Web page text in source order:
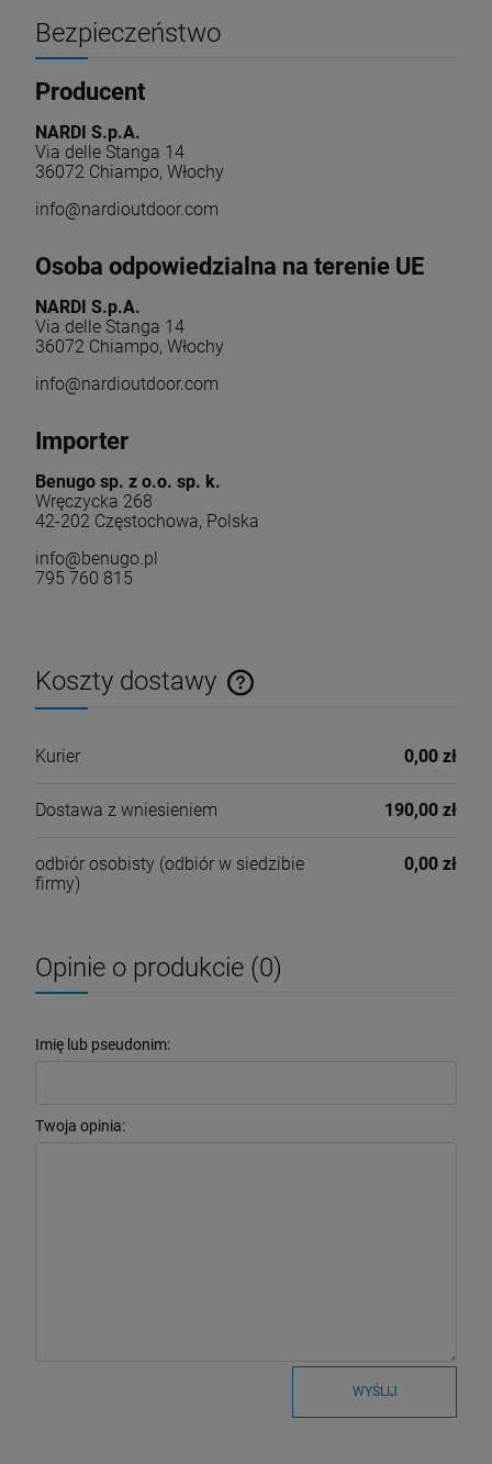
Bezpieczeństwo
Producent
NARDI S.p.A.
Via delle Stanga 14
36072 Chiampo, Włochy
info@nardioutdoor.com
Osoba odpowiedzialna na terenie UE
NARDI S.p.A.
Via delle Stanga 14
36072 Chiampo, Włochy
info@nardioutdoor.com
Importer
Benugo sp. z o.o. sp. k.
Wręczycka 268
42-202 Częstochowa, Polska
info@benugo.pl
795 760 815
Koszty dostawy
Cena nie zawiera ewentualnych kosztów płatności
Kurier 0,00 zł
Dostawa z wniesieniem 190,00 zł
odbiór osobisty (odbiór w siedzibie
firmy)
0,00 zł
Opinie o produkcie (0)
Imię lub pseudonim:
Twoja opinia:
WYŚLIJ